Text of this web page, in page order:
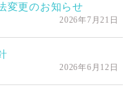
変更のお知らせ
2026年7月21日
2026年6月12日